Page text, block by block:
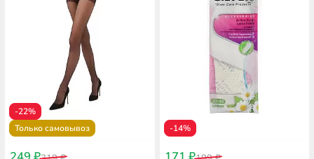
-22%
Только самовывоз
-14%